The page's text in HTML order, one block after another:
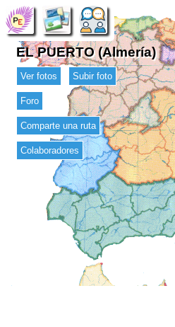
EL PUERTO (Almería)
Ver fotos Subir foto
Foro
Comparte una ruta
Colaboradores